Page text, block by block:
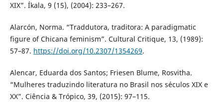
XIX”. Íkala, 9 (15), (2004): 233–267.
Alarcón, Norma. “Traddutora, traditora: A paradigmatic
figure of Chicana feminism”. Cultural Critique, 13, (1989):
57–87. https://doi.org/10.2307/1354269.
Alencar, Eduarda dos Santos; Friesen Blume, Rosvitha.
“Mulheres traduzindo literatura no Brasil nos séculos XIX e
XX”. Ciência & Trópico, 39, (2015): 97–115.